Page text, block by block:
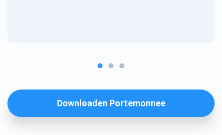
Downloaden Portemonnee